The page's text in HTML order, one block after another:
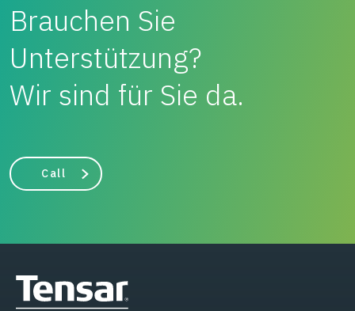
Brauchen Sie
Unterstützung?
Wir sind für Sie da.
Call